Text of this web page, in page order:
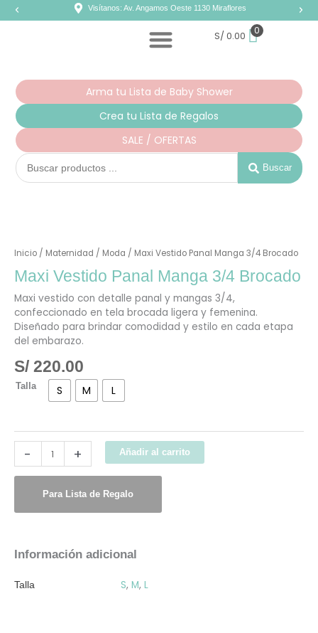
Visítanos: Av. Angamos Oeste 1130 Miraflores
S/ 0.00 0
Arma tu Lista de Baby Shower
Crea tu Lista de Regalos
SALE / OFERTAS
Search
Buscar
Inicio/ Maternidad / Moda / Maxi Vestido Panal Manga 3/4 Brocado
Maxi Vestido Panal Manga 3/4 Brocado
Maxi vestido con detalle panal y mangas 3/4,
confeccionado en tela brocada ligera y femenina.
Diseñado para brindar comodidad y estilo en cada etapa
del embarazo.
S/220.00
Talla S M L
-
Manga
Brocado
+ Añadir al carrito
Para Lista de Regalo
Información adicional
Talla S, M, L